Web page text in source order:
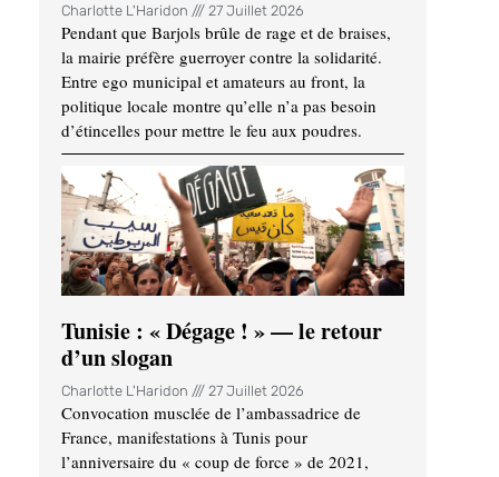
Charlotte L'Haridon 27 Juillet 2026
Pendant que Barjols brûle de rage et de braises,
la mairie préfère guerroyer contre la solidarité.
Entre ego municipal et amateurs au front, la
politique locale montre qu’elle n’a pas besoin
d’étincelles pour mettre le feu aux poudres.
Tunisie : « Dégage ! » — le retour
d’un slogan
Charlotte L'Haridon 27 Juillet 2026
Convocation musclée de l’ambassadrice de
France, manifestations à Tunis pour
l’anniversaire du « coup de force » de 2021,